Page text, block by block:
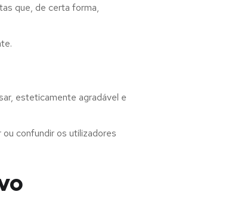
que, de certa forma,
esteticamente agradável e
confundir os utilizadores